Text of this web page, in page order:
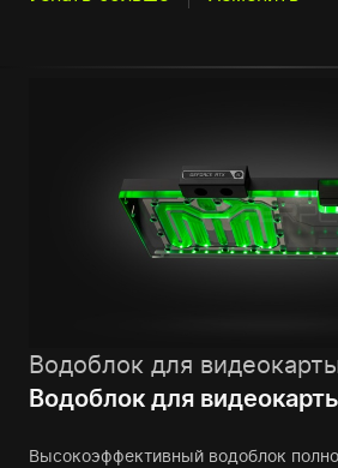
Водоблок для
Водоблок для
Высокоэффективный водоблок